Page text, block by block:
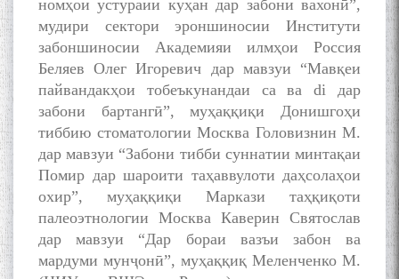
номҳои устураии куҳан дар забони вахонӣ”,
мудири сектори эроншиносии Институти
забоншиносии Академияи илмҳои Россия
Беляев Олег Игоревич дар мавзуи “Мавқеи
пайвандакҳои тобеъкунандаи ca ва di дар
забони бартангӣ”, муҳаққиқи Донишгоҳи
тиббию стоматологии Москва Головизнин М.
дар мавзуи “Забони тибби суннатии минтақаи
Помир дар шароити таҳаввулоти даҳсолаҳои
охир”, муҳаққиқи Маркази таҳқиқоти
палеоэтнологии Москва Каверин Святослав
дар мавзуи “Дар бораи вазъи забон ва
мардуми мунҷонӣ”, муҳаққиқ Меленченко М.
Дар Академияи миллии
илмҳои Тоҷикистон бахшида
ба 100-солагии мунаққиду
адабиётшинос Соҳиб
Табаров ҳамоиши илмӣ-
назариявӣ баргузор гардид.
МАВЛОНО ҶАЛОЛИДДИНИ
БАЛХӢ БУЗУРГТАРИН